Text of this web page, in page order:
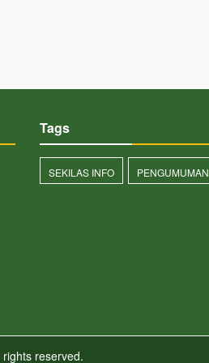
Tags
SEKILAS INFO PENGUMUMAN
reserved.